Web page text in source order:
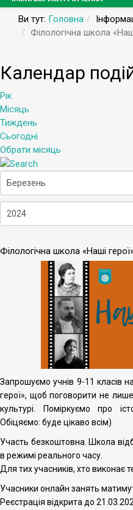
Ви тут: Головна
Філологічна школа
Календар
Рік
Місяць
Тиждень
Сьогодні
Обрати місяць
Філологічна школа «Наші
Запрошуємо учнів 9-11 класів
герої», щоб поговорити не
культурі. Поміркуємо про
Обіцяємо: буде цікаво всім)
Участь безкоштовна. Школа
в режимі реального часу.
Для тих учасників, хто виконає
Учасники онлайн занять
Реєстрація відкрита до